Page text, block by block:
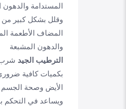
المستدامة والدهون
وقلل بشكل كبير من
المضاف الأطعمة
والدهون المشبعة
الترطيب الجيد شرب
بكميات كافية
الأيض وصحة الجسم
ويساعد في التحكم